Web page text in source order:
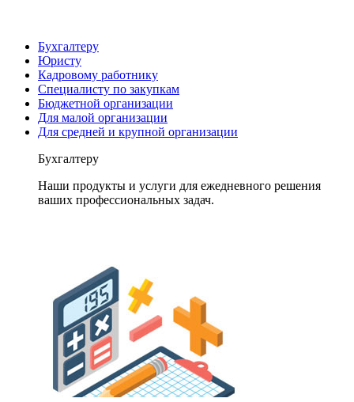
Бухгалтеру
Юристу
Кадровому работнику
Специалисту по закупкам
Бюджетной организации
Для малой организации
Для средней и крупной организации
Бухгалтеру
Наши продукты и услуги для ежедневного решения
ваших профессиональных задач.